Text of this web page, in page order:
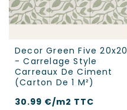
Decor Green Five 20x20
- Carrelage Style
Carreaux De Ciment
(carton De 1 M²)
30.99 €/m2 TTC